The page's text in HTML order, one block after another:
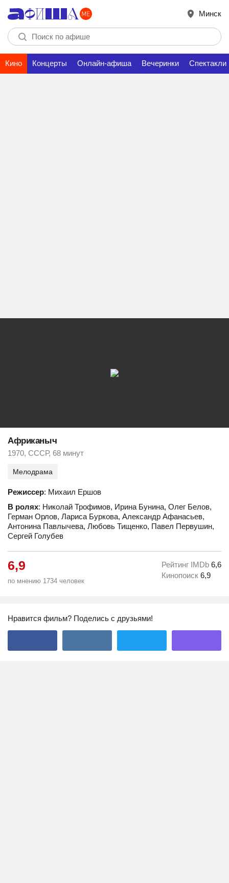
Минск
Кино Концерты Онлайн-афиша Вечеринки Спектакли
Африканыч
1970, СССР, 68 минут
Мелодрама
Режиссер: Михаил Ершов
В ролях: Николай Трофимов, Ирина Бунина, Олег Белов,
Герман Орлов, Лариса Буркова, Александр Афанасьев,
Антонина Павлычева, Любовь Тищенко, Павел Первушин,
Сергей Голубев
6,9
по мнению 1734 человек
Рейтинг IMDb 6,6
Кинопоиск 6,9
Нравится фильм? Поделись с друзьями!